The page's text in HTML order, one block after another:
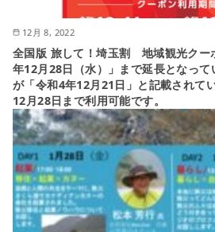
12月 8, 2022
全国版 旅して！埼玉割 地域観光クー
年12月28日（水）」まで延長となっ
が「令和4年12月21日」と記載されて
12月28日まで利用可能です。